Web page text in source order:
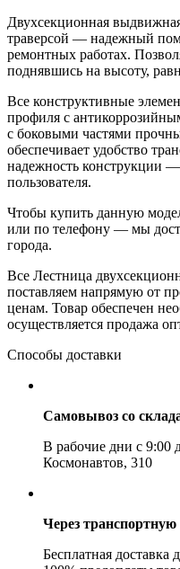
Двухсекционная
траверсой — надежный
ремонтных работах.
поднявшись на высоту,
Все конструктивные
профиля с
с боковыми частями
обеспечивает удобство
надежность конструкции
пользователя.
Чтобы купить данную
или по телефону — мы
города.
Все Лестница
поставляем напрямую от
ценам. Товар обеспечен
осуществляется продажа
Способы доставки
Самовывоз со
В рабочие дни с 9:00
Космонавтов, 310
Через
Бесплатная